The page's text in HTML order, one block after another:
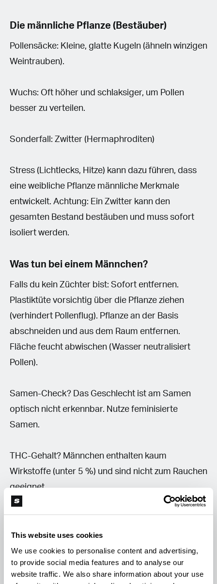
This website uses cookies
We use cookies to personalise content and advertising,
to provide social media features and to analyse our
website traffic. We also share information about your use
Die männliche Pflanze (Bestäuber)
Pollensäcke: Kleine, glatte Kugeln (ähneln winzigen
Weintrauben).
Wuchs: Oft höher und schlaksiger, um Pollen
besser zu verteilen.
Sonderfall: Zwitter (Hermaphroditen)
Stress (Lichtlecks, Hitze) kann dazu führen, dass
eine weibliche Pflanze männliche Merkmale
entwickelt. Achtung: Ein Zwitter kann den
gesamten Bestand bestäuben und muss sofort
isoliert werden.
Was tun bei einem Männchen?
Falls du kein Züchter bist: Sofort entfernen.
Plastiktüte vorsichtig über die Pflanze ziehen
(verhindert Pollenflug). Pflanze an der Basis
abschneiden und aus dem Raum entfernen.
Fläche feucht abwischen (Wasser neutralisiert
Pollen).
Samen-Check? Das Geschlecht ist am Samen
optisch nicht erkennbar. Nutze feminisierte
Samen.
THC-Gehalt? Männchen enthalten kaum
Wirkstoffe (unter 5 %) und sind nicht zum Rauchen
geeignet.
ein Zwitter in der Nähe.
Und nun viel Spaß beim Anbau. Und… Augen auf.